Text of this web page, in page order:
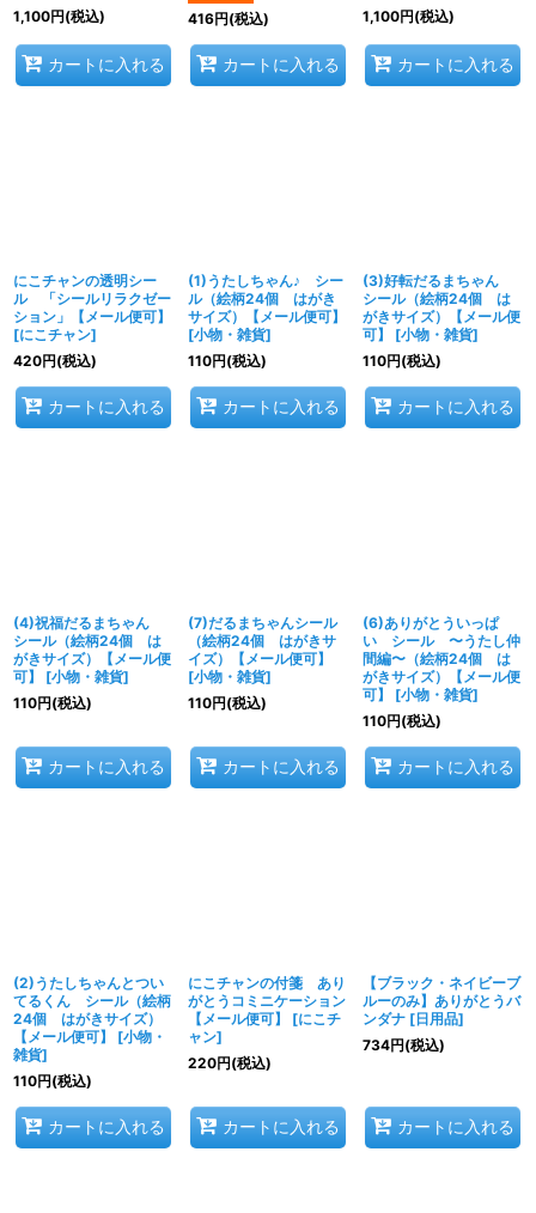
1,100円(税込)
カートに入れる
416円(税込)
カートに入れる
1,100円(税込)
カートに入れる
にこチャンの透明シー
ル 「シールリラクゼー
ション」【メール便可】
[にこチャン]
420円(税込)
カートに入れる
(1)うたしちゃん♪ シー
ル（絵柄24個 はがき
サイズ）【メール便可】
[小物・雑貨]
110円(税込)
カートに入れる
(3)好転だるまちゃん
シール（絵柄24個 は
がきサイズ）【メール便
可】
[小物・雑貨]
110円(税込)
カートに入れる
(4)祝福だるまちゃん
シール（絵柄24個 は
がきサイズ）【メール便
可】
[小物・雑貨]
110円(税込)
カートに入れる
(7)だるまちゃんシール
（絵柄24個 はがきサ
イズ）【メール便可】
[小物・雑貨]
110円(税込)
カートに入れる
(6)ありがとういっぱ
い シール 〜うたし仲
間編〜（絵柄24個 は
がきサイズ）【メール便
可】
[小物・雑貨]
110円(税込)
カートに入れる
(2)うたしちゃんとつい
てるくん シール（絵柄
24個 はがきサイズ）
【メール便可】
[小物・
雑貨]
110円(税込)
カートに入れる
にこチャンの付箋 あり
がとうコミニケーション
【メール便可】
[にこチ
ャン]
220円(税込)
カートに入れる
【ブラック・ネイビーブ
ルーのみ】ありがとうバ
ンダナ [日用品]
734円(税込)
カートに入れる